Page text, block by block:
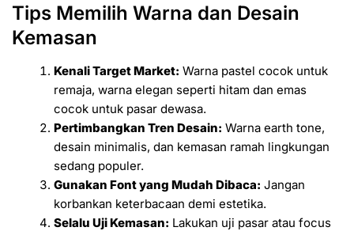
Tips Memilih Warna dan Desain
Kemasan
Kenali Target Market: Warna pastel cocok untuk
remaja, warna elegan seperti hitam dan emas
cocok untuk pasar dewasa.
Pertimbangkan Tren Desain: Warna earth tone,
desain minimalis, dan kemasan ramah lingkungan
sedang populer.
Gunakan Font yang Mudah Dibaca: Jangan
korbankan keterbacaan demi estetika.
Selalu Uji Kemasan: Lakukan uji pasar atau focus